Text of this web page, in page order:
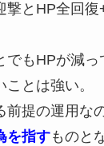
撃とHP全回
でもHPが減
とは強い。
前提の運用な
を指すものと